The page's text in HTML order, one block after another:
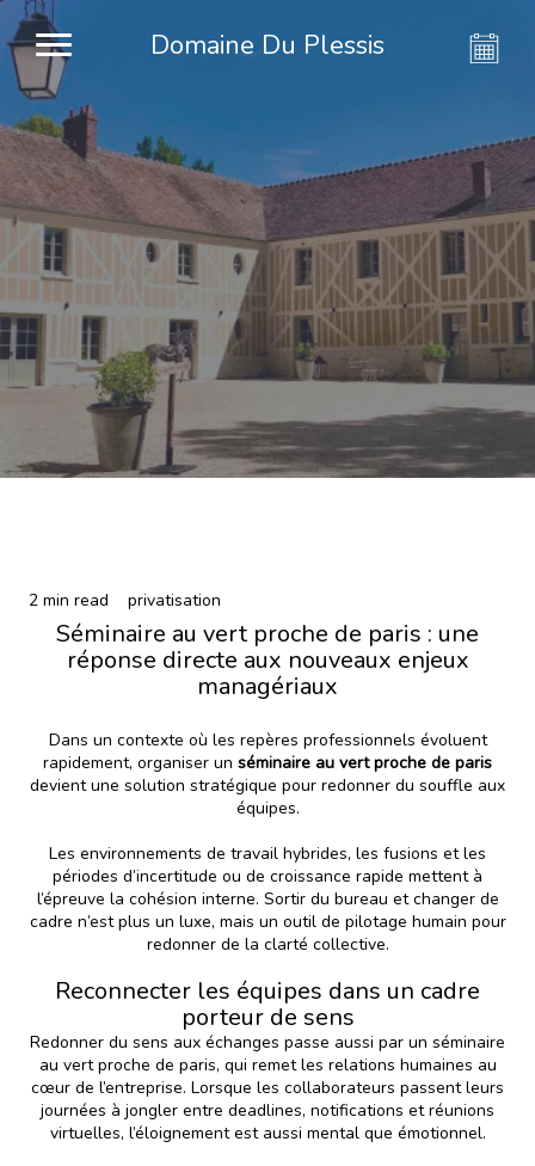
Domaine Du Plessis
2 min read privatisation
Séminaire au vert proche de paris : une
réponse directe aux nouveaux enjeux
managériaux
Dans un contexte où les repères professionnels évoluent
rapidement, organiser un séminaire au vert proche de paris
devient une solution stratégique pour redonner du souffle aux
équipes.
Les environnements de travail hybrides, les fusions et les
périodes d’incertitude ou de croissance rapide mettent à
l’épreuve la cohésion interne. Sortir du bureau et changer de
cadre n’est plus un luxe, mais un outil de pilotage humain pour
redonner de la clarté collective.
Reconnecter les équipes dans un cadre
porteur de sens
Redonner du sens aux échanges passe aussi par un séminaire
au vert proche de paris, qui remet les relations humaines au
cœur de l’entreprise. Lorsque les collaborateurs passent leurs
journées à jongler entre deadlines, notifications et réunions
virtuelles, l’éloignement est aussi mental que émotionnel.